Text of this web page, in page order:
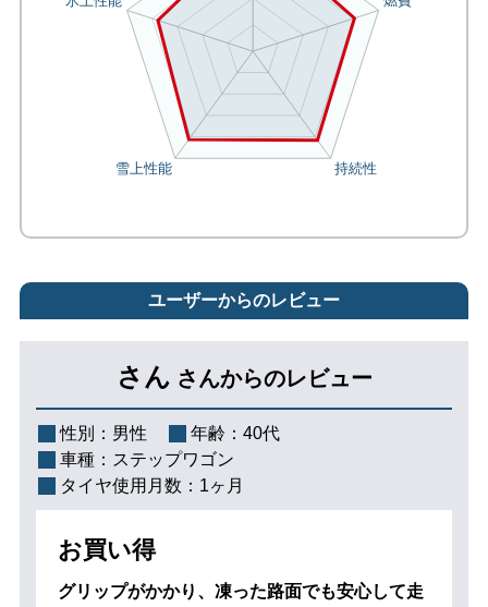
ユーザーからのレビュー
さん さんからのレビュー
性別： 男性 年齢： 40代
車種： ステップワゴン
タイヤ使用月数： 1ヶ月
お買い得
グリップがかかり、凍った路面でも安心して走